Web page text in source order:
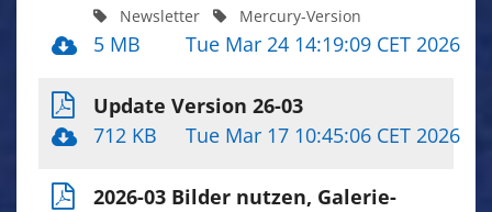
Newsletter Mercury-Version
5 MB Tue Mar 24 14:19:09 CET 2026
Update Version 26-03
712 KB
Tue Mar 17 10:45:06 CET 2026
2026-03 Bilder nutzen, Galerie-